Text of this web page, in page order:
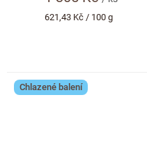
Měrná
621,43 Kč / 100 g
Chlazené balení